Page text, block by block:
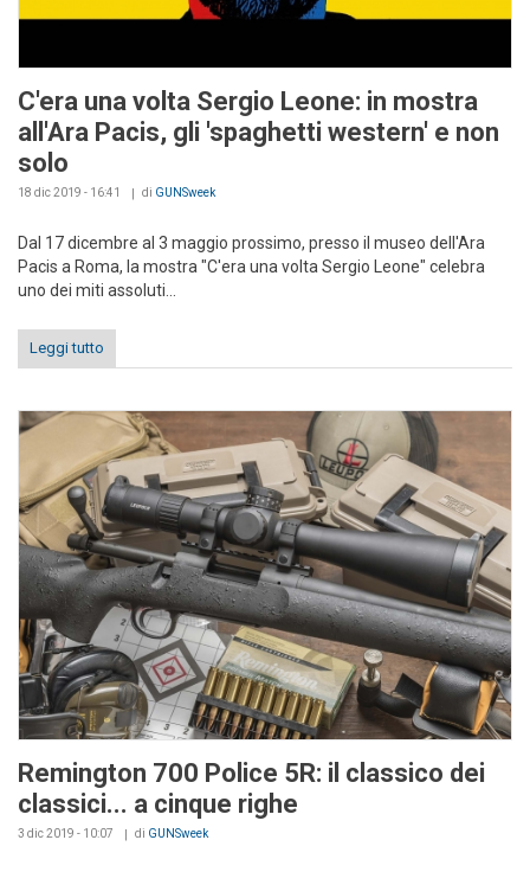
C'era una volta Sergio Leone: in mostra
all'Ara Pacis, gli 'spaghetti western' e non
solo
18 dic 2019 - 16:41 di GUNSweek
Dal 17 dicembre al 3 maggio prossimo, presso il museo dell'Ara
Pacis a Roma, la mostra "C'era una volta Sergio Leone" celebra
uno dei miti assoluti...
Leggi tutto
Remington 700 Police 5R: il classico dei
classici... a cinque righe
3 dic 2019 - 10:07 di GUNSweek